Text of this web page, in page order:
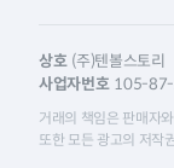
상호 (주)텐볼스토리
사업자번호 105-
거래의 책임은 판매자
또한 모든 광고의 저작